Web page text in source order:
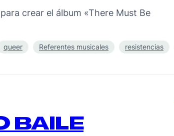
crear el álbum «There Must Be
queer Referentes musicales resistencias
BAILE